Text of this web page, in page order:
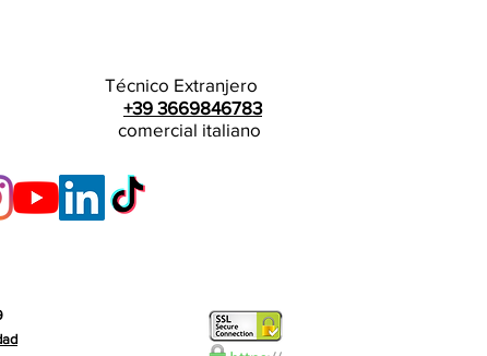
Técnico Extranjero
+39 3669846783
comercial italiano